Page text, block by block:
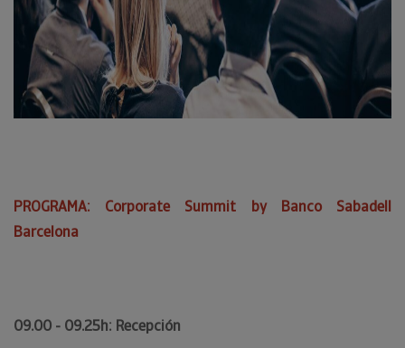
PROGRAMA: Corporate Summit by Banco Sabadell
Barcelona
09.00 - 09.25h: Recepción